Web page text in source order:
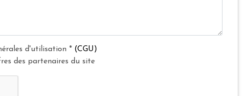
d'utilisation * (CGU)
des partenaires du site